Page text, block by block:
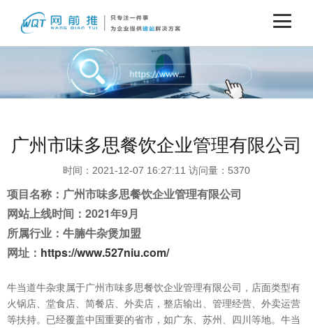
广州市味多思餐饮企业管理有限公司
时间：2021-12-07 16:27:11 访问量：5370
项目名称：广州市味多思餐饮企业管理有限公司
网站上线时间：2021年9月
所属行业：牛腩牛杂煲加盟
网址： https://www.527niu.com/
牛当道牛杂隶属于广州市味多思餐饮企业管理有限公司，店面类型有
火锅店、堂食店、简餐店、外卖店，整店输出、管理经营、外卖运营
等扶持。已经覆盖中国重要的省市，如广东、苏州、四川等地。牛当